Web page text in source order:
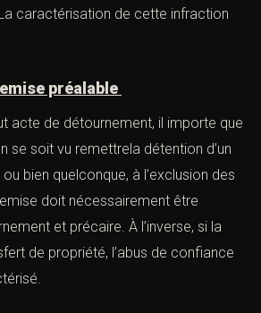
fonds, des valeursou un bien
caractérisation de cette infraction
préalable
acte de détournement, il importe
se soit vu remettrela détention
ou bien quelconque, à
Cette remise doit